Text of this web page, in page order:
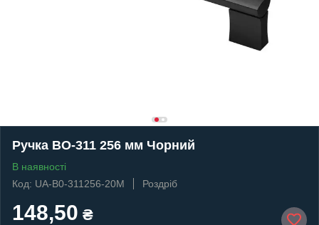
Ручка BO-311 256 мм Чорний
В наявності
Код: UA-B0-311256-20M
Роздріб
148,50 ₴